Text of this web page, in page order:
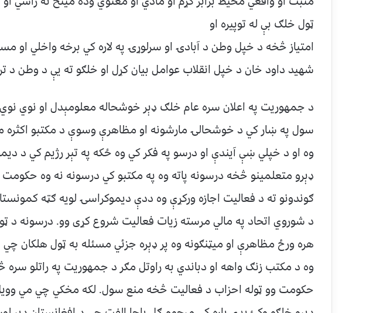
ټول خلګ بې له توپيره او
امتياز څخه د خپل وطن د آبادۍ او سرلوړۍ په لاره كي برخه واخلي
شهيد داود خان د خپل انقلاب عوامل بيان كړل او خلګو ته يې د وطن د
د جمهوريت په اعلان سره عام خلګ ډېر خوشحاله معلومېدل او نوي نوي
سول په ښار كي د خوشحالۍ مارشونه او مظاهرې وسوې د مكتبو اكثره
وه او د خپلي ښې آيندې او درسو په فكر كي وه ځكه په تېر رژيم كي د
ډېرو متعلمينو څخه درسونه پاته وه په مكتبو كي درسونه نه وه حكومت
ګوندونو ته د فعاليت اجازه وركړې وه ددې ديموكراسۍ لويه ګټه
د شوروي اتحاد په مالي مرسته زيات فعاليت شروع كړى وو. درسونه د
هره ورځ مظاهرې او ميټنګونه وه پر ډېره جزئي مسئله به ټول هلكان
وه د مكتب زنګ واهه او دباندي به راوتل مګر د جمهوريت په راتلو
حكومت وو ټوله احزاب د فعاليت څخه منع سول. لكه مخكي چي مي